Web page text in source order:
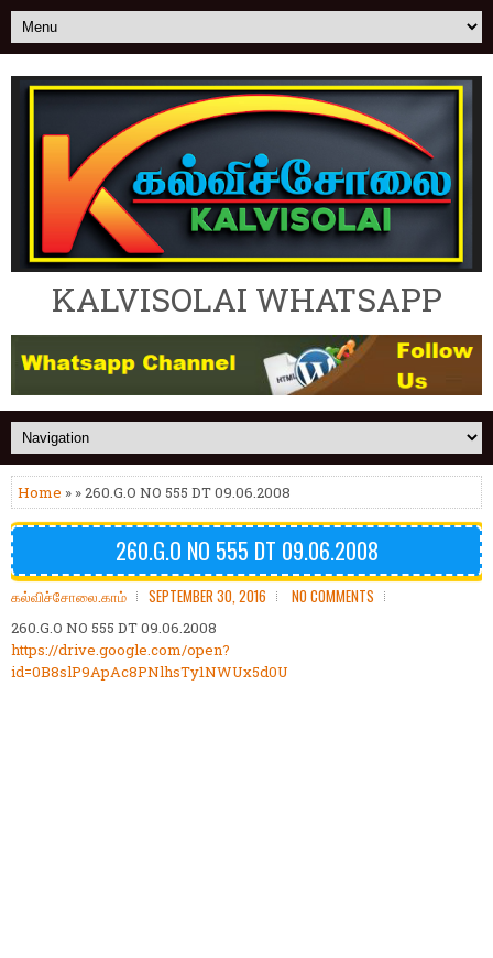
KALVISOLAI WHATSAPP
Home » » 260.G.O NO 555 DT 09.06.2008
260.G.O NO 555 DT 09.06.2008
கல்விச்சோலை.காம் SEPTEMBER 30, 2016 NO COMMENTS
260.G.O NO 555 DT 09.06.2008
https://drive.google.com/open?
id=0B8slP9ApAc8PNlhsTy1NWUx5d0U